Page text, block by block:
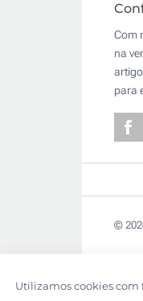
Com
na
para
©
Utilizamos cookies com